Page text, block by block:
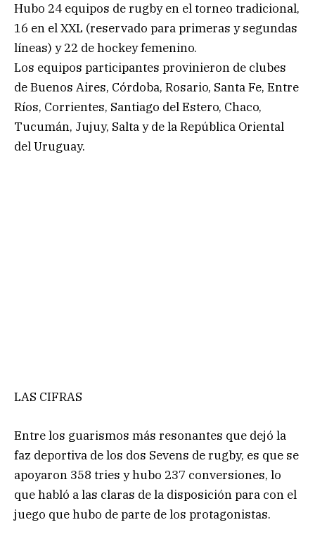
Hubo 24 equipos de rugby en el torneo tradicional,
16 en el XXL (reservado para primeras y segundas
líneas) y 22 de hockey femenino.
Los equipos participantes provinieron de clubes
de Buenos Aires, Córdoba, Rosario, Santa Fe, Entre
Ríos, Corrientes, Santiago del Estero, Chaco,
Tucumán, Jujuy, Salta y de la República Oriental
del Uruguay.
LAS CIFRAS
Entre los guarismos más resonantes que dejó la
faz deportiva de los dos Sevens de rugby, es que se
apoyaron 358 tries y hubo 237 conversiones, lo
que habló a las claras de la disposición para con el
juego que hubo de parte de los protagonistas.